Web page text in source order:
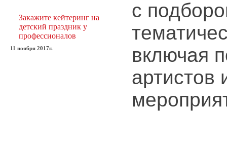
с
включая
артистов
Закажите кейтеринг на
детский праздник у
профессионалов
11 ноября 2017г.